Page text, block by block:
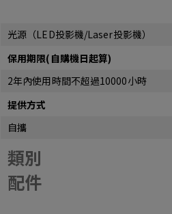
光源（LED投影機/Laser投影機）
保用期限(自購機日起算)
2年內使用時間不超過10000小時
提供方式
自攜
類別
配件